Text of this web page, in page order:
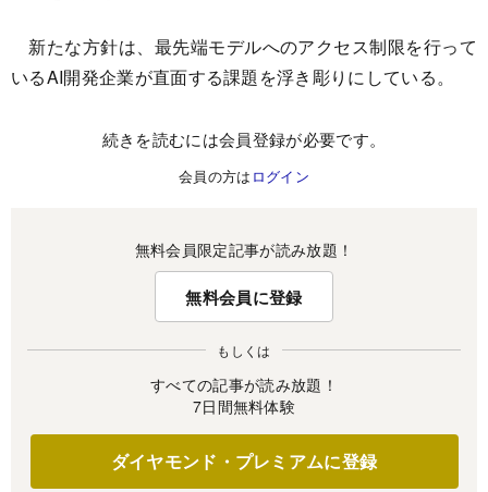
新たな方針は、最先端モデルへのアクセス制限を行って
いるAI開発企業が直面する課題を浮き彫りにしている。
続きを読むには会員登録が必要です。
会員の方は ログイン
無料会員限定記事が読み放題！
無料会員に登録
もしくは
すべての記事が読み放題！
7日間無料体験
ダイヤモンド・プレミアムに登録